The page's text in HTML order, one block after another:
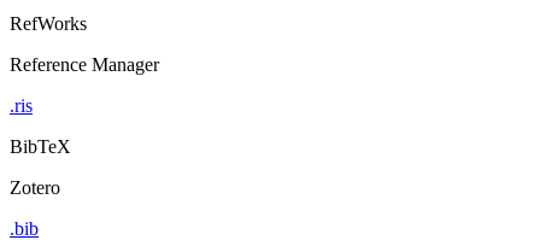
RefWorks
Reference Manager
.ris
BibTeX
Zotero
.bib